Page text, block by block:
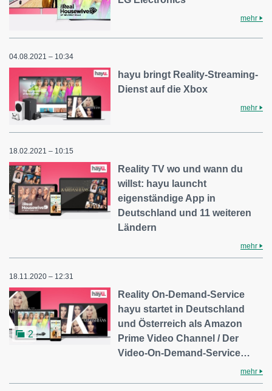
mehr
04.08.2021 – 10:34
hayu bringt Reality-Streaming-
Dienst auf die Xbox
mehr
18.02.2021 – 10:15
Reality TV wo und wann du
willst: hayu launcht
eigenständige App in
Deutschland und 11 weiteren
Ländern
mehr
18.11.2020 – 12:31
2
Reality On-Demand-Service
hayu startet in Deutschland
und Österreich als Amazon
Prime Video Channel / Der
Video-On-Demand-Service…
mehr